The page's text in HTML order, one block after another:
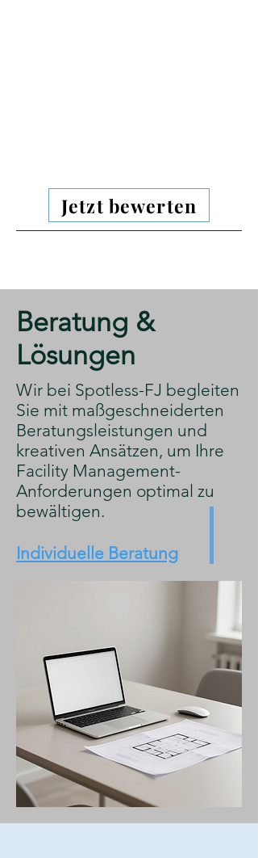
Jetzt bewerten
​Beratung &
Lösungen
​Wir bei Spotless-FJ begleiten
Sie mit maßgeschneiderten
Beratungsleistungen und
kreativen Ansätzen, um Ihre
Facility Management-
Anforderungen optimal zu
bewältigen.
Individuelle Beratung